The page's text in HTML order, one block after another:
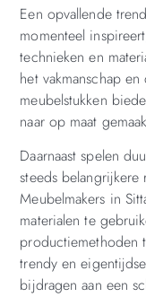
Een opvallende
momenteel
technieken en
het vakmanschap
meubelstukken
naar op maat
Daarnaast spelen
steeds
Meubelmakers in
materialen te
productiemethoden
trendy en
bijdragen aan een